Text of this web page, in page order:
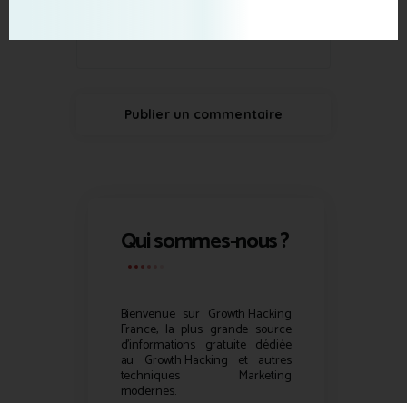
Qui sommes-nous ?
Bienvenue sur Growth Hacking
France, la plus grande source
d’informations gratuite dédiée
au Growth Hacking et autres
techniques Marketing
modernes.